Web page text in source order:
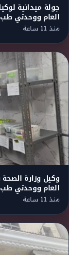
جولة ميدانية
العام ووحدتي
منذ 11 ساعة
وكيل وزارة
العام ووحدتي
منذ 11 ساعة